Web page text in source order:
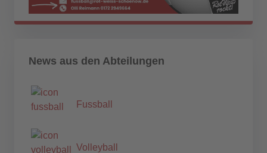
News aus den Abteilungen
Fussball
Volleyball